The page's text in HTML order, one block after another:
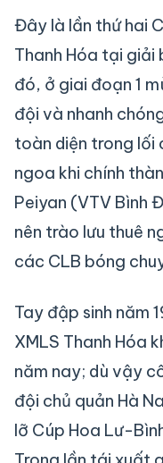
Đây là lần thứ hai
Thanh Hóa tại giải
đó, ở giai đoạn 1
đội và nhanh
toàn diện trong lối
ngoa khi chính
Peiyan (VTV Bình
nên trào lưu thuê
các CLB bóng
Tay đập sinh năm
XMLS Thanh Hóa
năm nay; dù vậy
đội chủ quản Hà
lỡ Cúp Hoa Lư-